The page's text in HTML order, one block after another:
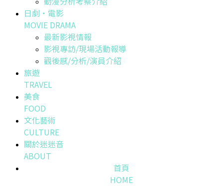
日劇・電影
MOVIE DRAMA
最新影視情報
影視專訪/現場活動報導
觀後感/分析/演員介紹
旅遊
TRAVEL
美食
FOOD
文化藝術
CULTURE
關於迷迷音
ABOUT
首頁
HOME